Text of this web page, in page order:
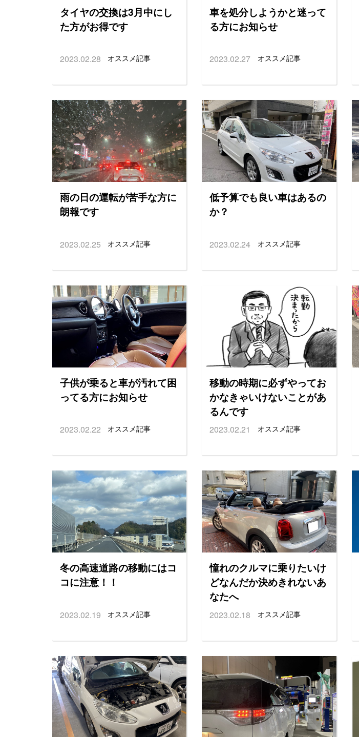
タイヤの交換は3月中にし
た方がお得です
2023.02.28 オススメ記事
車を処分しようかと迷って
る方にお知らせ
2023.02.27 オススメ記事
雨の日の運転が苦手な方に
朗報です
2023.02.25 オススメ記事
低予算でも良い車はあるの
か？
2023.02.24 オススメ記事
子供が乗ると車が汚れて困
ってる方にお知らせ
2023.02.22 オススメ記事
移動の時期に必ずやってお
かなきゃいけないことがあ
るんです
2023.02.21 オススメ記事
冬の高速道路の移動にはコ
コに注意！！
2023.02.19 オススメ記事
憧れのクルマに乗りたいけ
どなんだか決めきれないあ
なたへ
2023.02.18 オススメ記事